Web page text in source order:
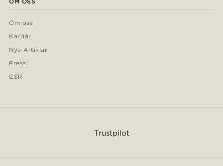
Om oss
Karriär
Nya Artiklar
Press
CSR
Trustpilot